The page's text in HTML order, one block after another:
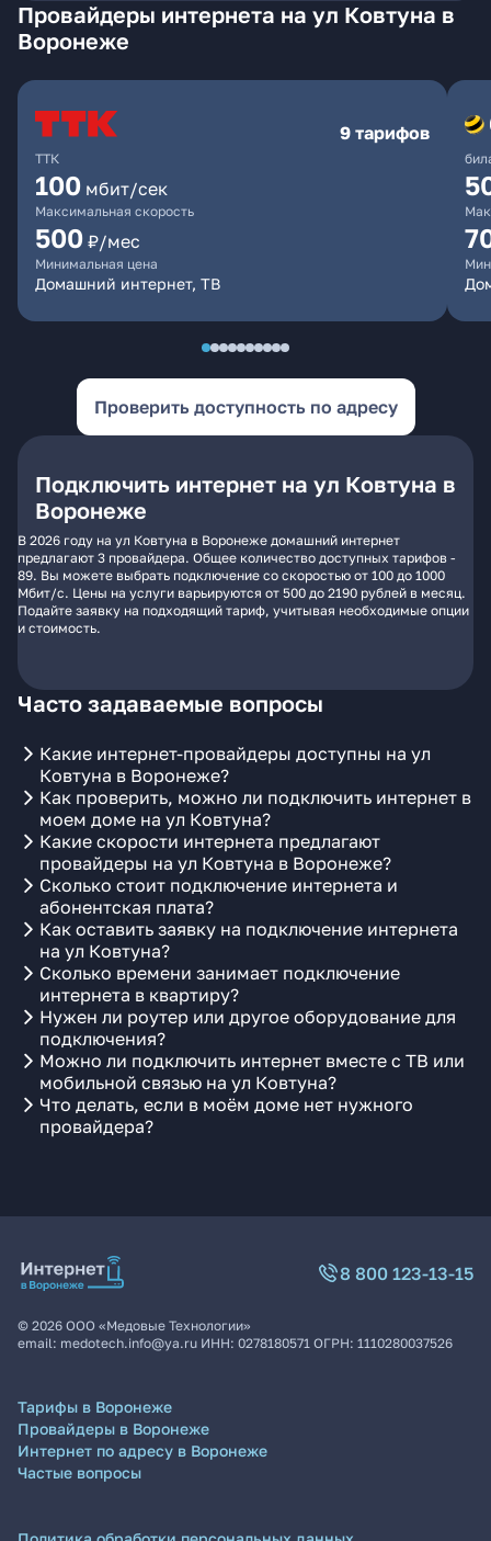
Провайдеры интернета на ул Ковтуна в
Воронеже
ТТК
9 тарифов
100 мбит/сек
Максимальная скорость
500 ₽/мес
Минимальная цена
Домашний интернет, ТВ
Проверить доступность по адресу
Подключить интернет на ул Ковтуна в
Воронеже
В 2026 году на ул Ковтуна в Воронеже домашний интернет
предлагают 3 провайдера. Общее количество доступных тарифов -
89. Вы можете выбрать подключение со скоростью от 100 до 1000
Мбит/с. Цены на услуги варьируются от 500 до 2190 рублей в месяц.
Подайте заявку на подходящий тариф, учитывая необходимые опции
и стоимость.
Часто задаваемые вопросы
Какие интернет-провайдеры доступны на ул
Ковтуна в Воронеже?
Как проверить, можно ли подключить интернет в
моем доме на ул Ковтуна?
Какие скорости интернета предлагают
провайдеры на ул Ковтуна в Воронеже?
Сколько стоит подключение интернета и
абонентская плата?
Как оставить заявку на подключение интернета
на ул Ковтуна?
Сколько времени занимает подключение
интернета в квартиру?
Нужен ли роутер или другое оборудование для
подключения?
Можно ли подключить интернет вместе с ТВ или
мобильной связью на ул Ковтуна?
Что делать, если в моём доме нет нужного
провайдера?
8 800 123-13-15
© 2026 ООО «Медовые Технологии»
email: medotech.info@ya.ru ИНН: 0278180571 ОГРН: 1110280037526
Тарифы в Воронеже
Провайдеры в Воронеже
Интернет по адресу в Воронеже
Частые вопросы